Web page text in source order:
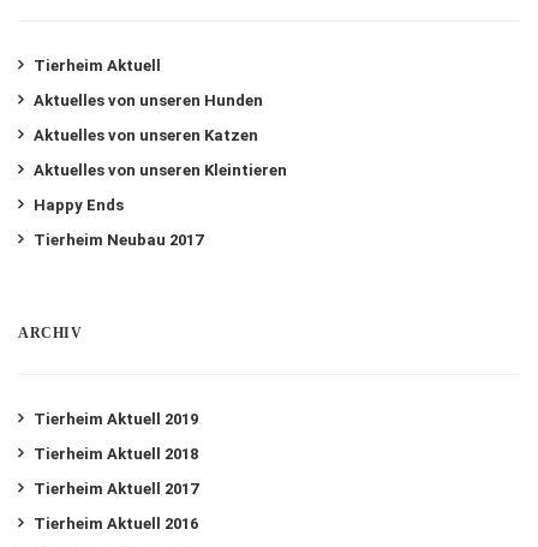
Tierheim Aktuell
Aktuelles von unseren Hunden
Aktuelles von unseren Katzen
Aktuelles von unseren Kleintieren
Happy Ends
Tierheim Neubau 2017
ARCHIV
Tierheim Aktuell 2019
Tierheim Aktuell 2018
Tierheim Aktuell 2017
Tierheim Aktuell 2016